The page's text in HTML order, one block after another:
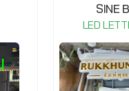
SINE
LED